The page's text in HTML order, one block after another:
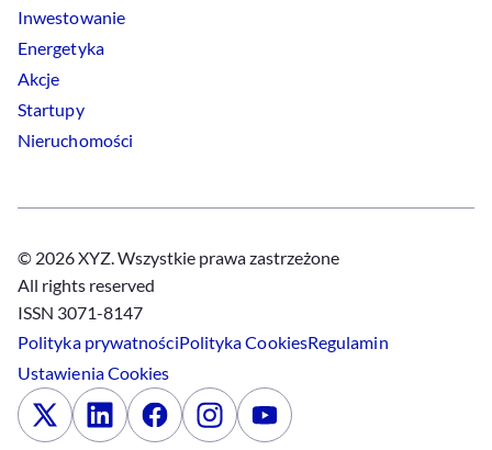
Inwestowanie
Energetyka
Akcje
Startupy
Nieruchomości
© 2026 XYZ. Wszystkie prawa zastrzeżone
All rights reserved
ISSN 3071-8147
Polityka prywatnościPolitykaCookiesRegulamin
UstawieniaCookies
x LinkedinFacebookInstagramYoutube